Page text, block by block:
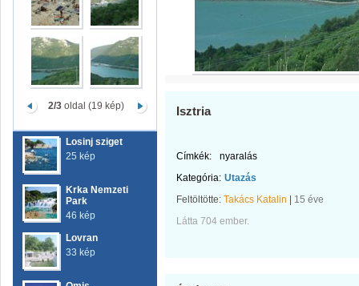
2/3oldal (19 kép)
Losinj sziget
25 kép
Krka Nemzeti
Park
46 kép
Lovran
33 kép
Isztria
Címkék:
nyaralás
Kategória: Utazás
Feltöltötte: Takács Katalin
15 éve
Látta 704 ember.